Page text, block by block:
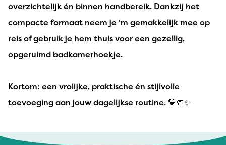
overzichtelijk én binnen handbereik. Dankzij het
compacte formaat neem je ‘m gemakkelijk mee op
reis of gebruik je hem thuis voor een gezellig,
opgeruimd badkamerhoekje.
Kortom: een vrolijke, praktische én stijlvolle
toevoeging aan jouw dagelijkse routine. 💛🧼✨